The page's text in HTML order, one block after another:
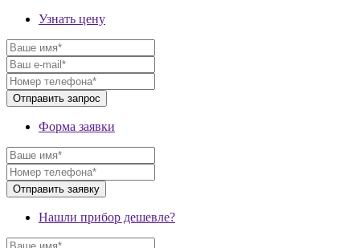
Узнать цену
Форма заявки
Нашли прибор дешевле?